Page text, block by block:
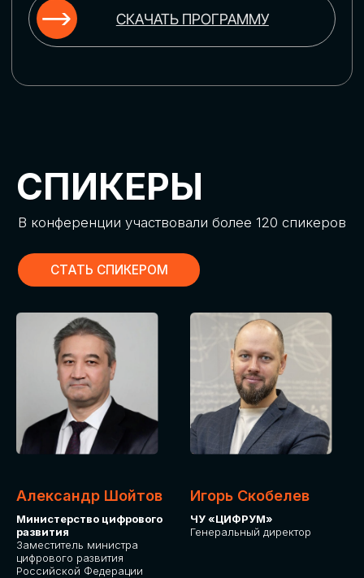
Александр Шойтов
Министерство цифрового
развития
Заместитель министра
цифрового развития
Российской Федерации
Игорь Скобелев
ЧУ «ЦИФРУМ»
Генеральный директор